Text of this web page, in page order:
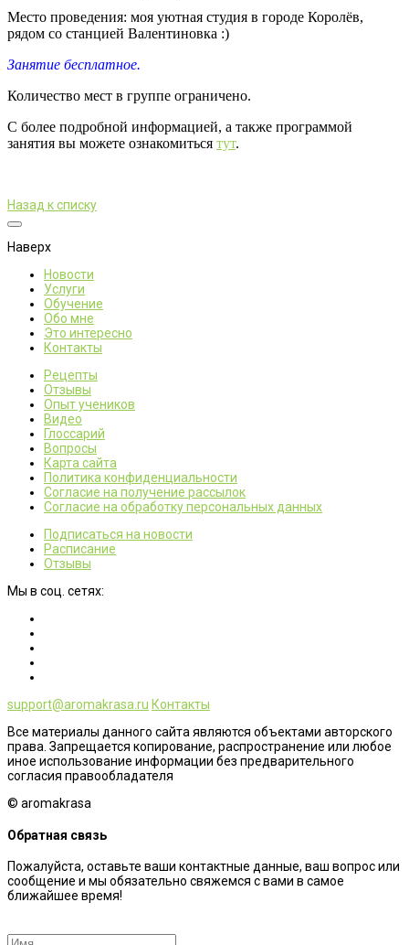
Место проведения: моя уютная студия в городе Королёв,
рядом со станцией Валентиновка :)
Занятие бесплатное.
Количество мест в группе ограничено.
С более подробной информацией, а также программой
занятия вы можете ознакомиться тут.
Назад к списку
Наверх
Новости
Услуги
Обучение
Обо мне
Это интересно
Контакты
Рецепты
Отзывы
Опыт учеников
Видео
Глоссарий
Вопросы
Карта сайта
Политика конфиденциальности
Согласие на получение рассылок
Согласие на обработку персональных данных
Подписаться на новости
Расписание
Отзывы
Мы в соц. сетях:
support@aromakrasa.ru Контакты
Все материалы данного сайта являются объектами авторского
права. Запрещается копирование, распространение или любое
иное использование информации без предварительного
согласия правообладателя
© aromakrasa
Обратная связь
Пожалуйста, оставьте ваши контактные данные, ваш вопрос или
сообщение и мы обязательно свяжемся с вами в самое
ближайшее время!